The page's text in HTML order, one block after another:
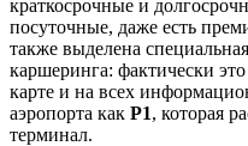
краткосрочные и
посуточные, даже есть
также выделена
каршеринга: фактически
карте и на всех
аэропорта как Р1, которая
терминал.